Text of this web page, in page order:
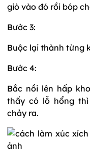
giò vào đó rồi bóp
Bước 3:
Buộc lại thành từng
Bước 4:
Bắc nồi lên hấp
thấy có lỗ hổng
chảy ra.